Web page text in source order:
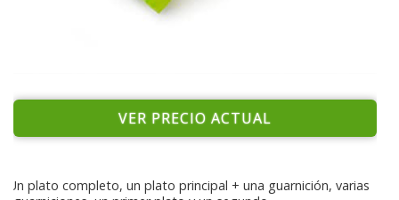
VER PRECIO ACTUAL
Un plato completo, un plato principal + una guarnición, varias